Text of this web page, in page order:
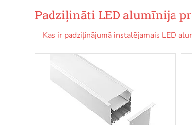
Padziļināti LED alumīnija
Kas ir padziļinājumā instalējamais LED